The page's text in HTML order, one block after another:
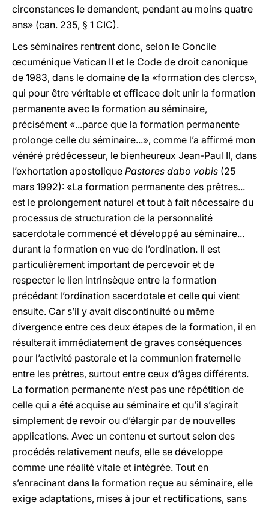
circonstances le demandent, pendant au moins quatre
ans» (can. 235, § 1 CIC).
Les séminaires rentrent donc, selon le Concile
œcuménique Vatican II et le Code de droit canonique
de 1983, dans le domaine de la «formation des clercs»,
qui pour être véritable et efficace doit unir la formation
permanente avec la formation au séminaire,
précisément «...parce que la formation permanente
prolonge celle du séminaire...», comme l’a affirmé mon
vénéré prédécesseur, le bienheureux Jean-Paul II, dans
l’exhortation apostolique Pastores dabo vobis (25
mars 1992): «La formation permanente des prêtres...
est le prolongement naturel et tout à fait nécessaire du
processus de structuration de la personnalité
sacerdotale commencé et développé au séminaire...
durant la formation en vue de l’ordination. Il est
particulièrement important de percevoir et de
respecter le lien intrinsèque entre la formation
précédant l’ordination sacerdotale et celle qui vient
ensuite. Car s’il y avait discontinuité ou même
divergence entre ces deux étapes de la formation, il en
résulterait immédiatement de graves conséquences
pour l’activité pastorale et la communion fraternelle
entre les prêtres, surtout entre ceux d’âges différents.
La formation permanente n’est pas une répétition de
celle qui a été acquise au séminaire et qu’il s’agirait
simplement de revoir ou d’élargir par de nouvelles
applications. Avec un contenu et surtout selon des
procédés relativement neufs, elle se développe
comme une réalité vitale et intégrée. Tout en
s’enracinant dans la formation reçue au séminaire, elle
exige adaptations, mises à jour et rectifications, sans